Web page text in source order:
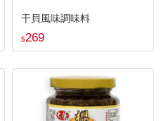
干貝風味調味料
$269